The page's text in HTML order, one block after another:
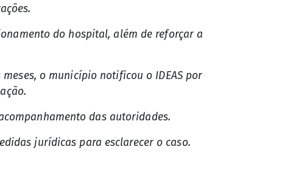
do hospital, além de reforçar a
o município notificou o IDEAS por
das autoridades.
jurídicas para esclarecer o caso.